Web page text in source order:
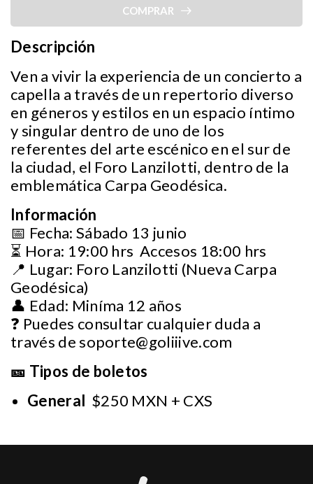
COMPRAR
Descripción
Ven a vivir la experiencia de un concierto a
capella a través de un repertorio diverso
en géneros y estilos en un espacio íntimo
y singular dentro de uno de los
referentes del arte escénico en el sur de
la ciudad, el Foro Lanzilotti, dentro de la
emblemática Carpa Geodésica.
Información
📅 Fecha: Sábado 13 junio
⏳ Hora: 19:00 hrs Accesos 18:00 hrs
📍 Lugar: Foro Lanzilotti (Nueva Carpa
Geodésica)
👤 Edad: Miníma 12 años
❓ Puedes consultar cualquier duda a
través desoporte@goliiive.com
🎫 Tipos de boletos
General $250 MXN + CXS